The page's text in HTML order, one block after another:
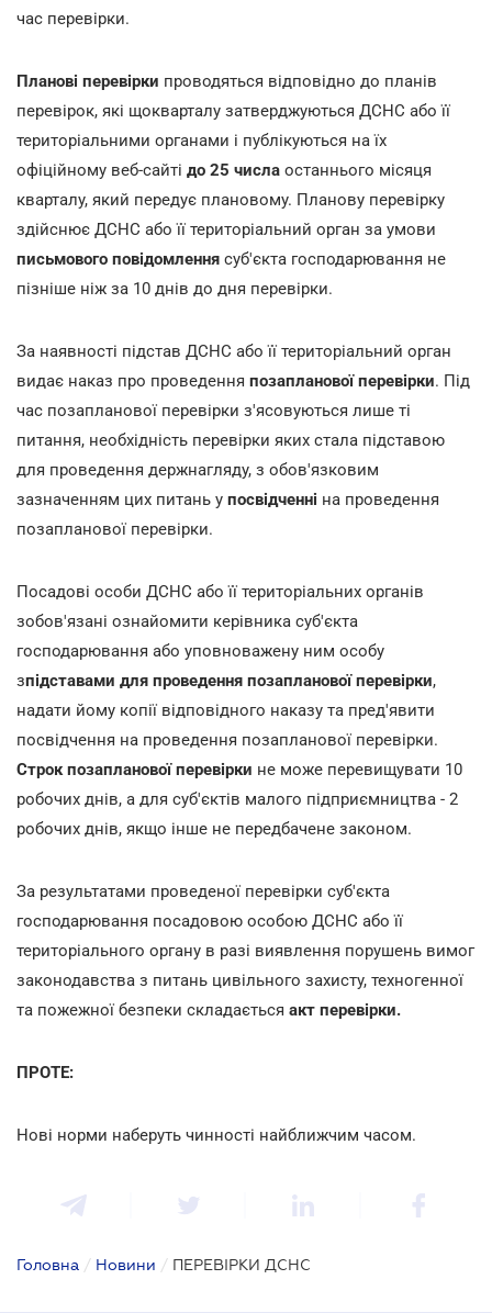
час перевірки.
Планові перевірки проводяться відповідно до планів
перевірок, які щокварталу затверджуються ДСНС або її
територіальними органами і публікуються на їх
офіційному веб-сайті до 25 числа останнього місяця
кварталу, який передує плановому. Планову перевірку
здійснює ДСНС або її територіальний орган за умови
письмового повідомлення суб'єкта господарювання не
пізніше ніж за 10 днів до дня перевірки.
За наявності підстав ДСНС або її територіальний орган
видає наказ про проведення позапланової перевірки. Під
час позапланової перевірки з'ясовуються лише ті
питання, необхідність перевірки яких стала підставою
для проведення держнагляду, з обов'язковим
зазначенням цих питань у посвідченні на проведення
позапланової перевірки.
Посадові особи ДСНС або її територіальних органів
зобов'язані ознайомити керівника суб'єкта
господарювання або уповноважену ним особу
зпідставами для проведення позапланової перевірки,
надати йому копії відповідного наказу та пред'явити
посвідчення на проведення позапланової перевірки.
Строк позапланової перевірки не може перевищувати 10
робочих днів, а для суб'єктів малого підприємництва - 2
робочих днів, якщо інше не передбачене законом.
За результатами проведеної перевірки суб'єкта
господарювання посадовою особою ДСНС або її
територіального органу в разі виявлення порушень вимог
законодавства з питань цивільного захисту, техногенної
та пожежної безпеки складається акт перевірки.
ПРОТЕ:
Нові норми наберуть чинності найближчим часом.
Головна / Новини / ПЕРЕВІРКИ ДСНС